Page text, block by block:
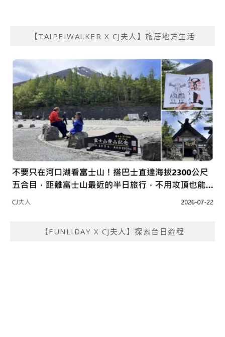
【TAIPEIWALKER X CJ夫人】旅居地方生活
【FUNLIDAY X CJ夫人】探索台日遊程